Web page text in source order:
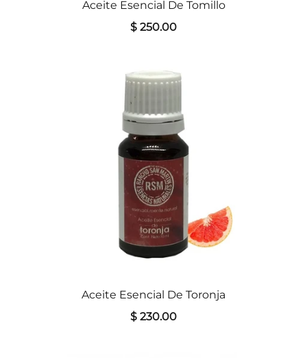
Aceite Esencial De Tomillo
$ 250.00
Aceite Esencial De Toronja
$ 230.00